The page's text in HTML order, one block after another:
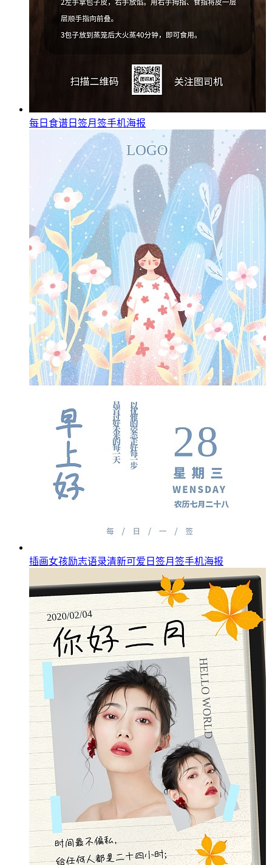
每日食谱日签月签手机海报
插画女孩励志语录清新可爱日签月签手机海报